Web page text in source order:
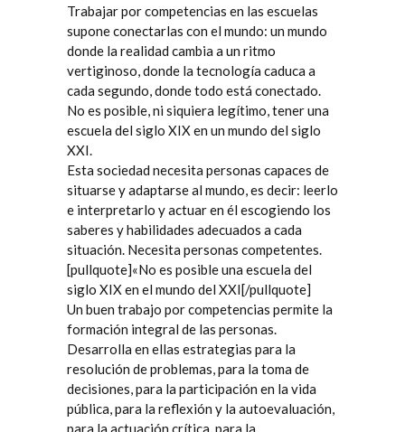
Trabajar por competencias en las escuelas
supone conectarlas con el mundo: un mundo
donde la realidad cambia a un ritmo
vertiginoso, donde la tecnología caduca a
cada segundo, donde todo está conectado.
No es posible, ni siquiera legítimo, tener una
escuela del siglo XIX en un mundo del siglo
XXI.
Esta sociedad necesita personas capaces de
situarse y adaptarse al mundo, es decir: leerlo
e interpretarlo y actuar en él escogiendo los
saberes y habilidades adecuados a cada
situación. Necesita personas competentes.
[pullquote]«No es posible una escuela del
siglo XIX en el mundo del XXI[/pullquote]
Un buen trabajo por competencias permite la
formación integral de las personas.
Desarrolla en ellas estrategias para la
resolución de problemas, para la toma de
decisiones, para la participación en la vida
pública, para la reflexión y la autoevaluación,
para la actuación crítica, para la